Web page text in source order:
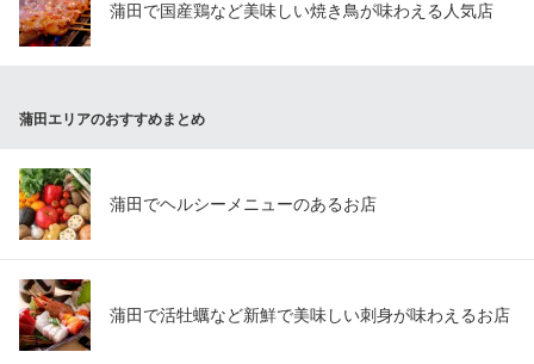
蒲田で国産鶏など美味しい焼き鳥が味わえる人気店
蒲田エリアのおすすめまとめ
蒲田でヘルシーメニューのあるお店
蒲田で活牡蠣など新鮮で美味しい刺身が味わえるお店